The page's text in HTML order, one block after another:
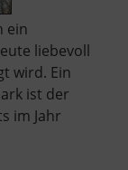
ein
liebevoll
wird. Ein
ist der
im Jahr